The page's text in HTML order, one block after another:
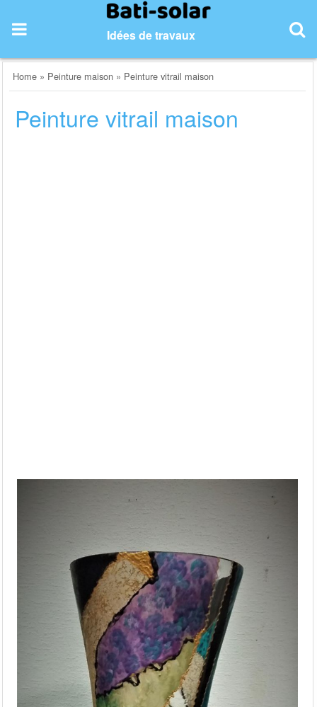
content
Idées de travaux
Home » Peinture maison » Peinture vitrail maison
Peinture vitrail maison